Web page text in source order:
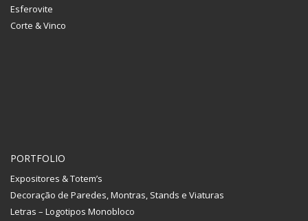
Esferovite
Corte & Vinco
PORTFOLIO
Expositores & Totem’s
Decoração de Paredes, Montras, Stands e Viaturas
Letras – Logotipos Monobloco